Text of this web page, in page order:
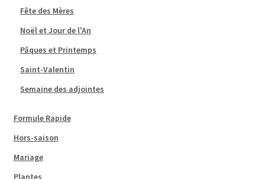
Fête des Mères
Noël et Jour de l'An
Pâques et Printemps
Saint-Valentin
Semaine des adjointes
Formule Rapide
Hors-saison
Mariage
Plantes